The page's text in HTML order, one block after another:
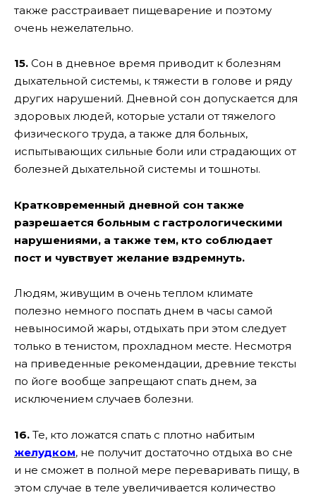
также расстраивает пищеварение и поэтому
очень нежелательно.
15. Сон в дневное время приводит к болезням
дыхательной системы, к тяжести в голове и ряду
других нарушений. Дневной сон допускается для
здоровых людей, которые устали от тяжелого
физического труда, а также для больных,
испытывающих сильные боли или страдающих от
болезней дыхательной системы и тошноты.
Кратковременный дневной сон также
разрешается больным с гастрологическими
нарушениями, а также тем, кто соблюдает
пост и чувствует желание вздремнуть.
Людям, живущим в очень теплом климате
полезно немного поспать днем в часы самой
невыносимой жары, отдыхать при этом следует
только в тенистом, прохладном месте. Несмотря
на приведенные рекомендации, древние тексты
по йоге вообще запрещают спать днем, за
исключением случаев болезни.
16. Те, кто ложатся спать с плотно набитым
желудком, не получит достаточно отдыха во сне
и не сможет в полной мере переваривать пищу, в
этом случае в теле увеличивается количество